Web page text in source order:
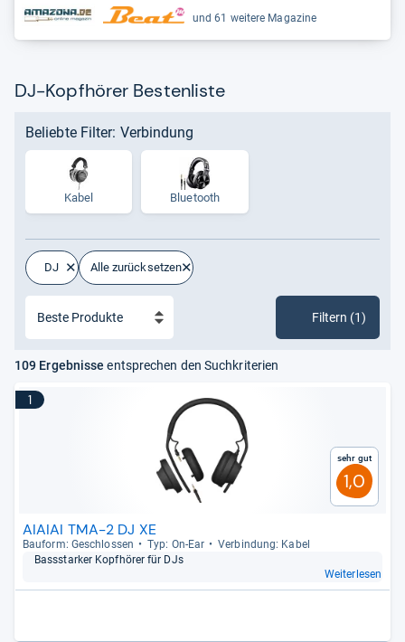
und 61 weitere Magazine
DJ-Kopfhörer Bestenliste
Beliebte Filter: Verbindung
Kabel Bluetooth
DJ Alle zurücksetzen
Filtern (1)
109 Ergebnisse entsprechen den Suchkriterien
1
Sehr gut
1,0
AIAIAI TMA-2 DJ XE
Bau­form: Geschlos­sen Typ: On-​Ear
Ver­bin­dung: Kabel
Bass­star­ker Kopf­hö­rer für DJs
Weiterlesen